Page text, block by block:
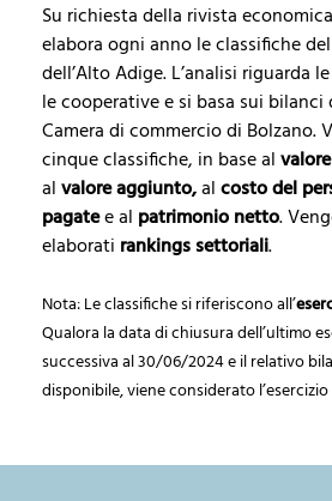
Su richiesta della rivista economica
elabora ogni anno le classifiche
dell’Alto Adige. L’analisi riguarda
le cooperative e si basa sui
Camera di commercio di Bolzano.
cinque classifiche, in base al
alvalore aggiunto,alcosto del
pagatee al patrimonio netto.
elaborati rankings settoriali.
Nota: Le classifiche si riferiscono all’
Qualora la data di chiusura dell’ultimo
successiva al 30/06/2024 e il relativo
disponibile, viene considerato